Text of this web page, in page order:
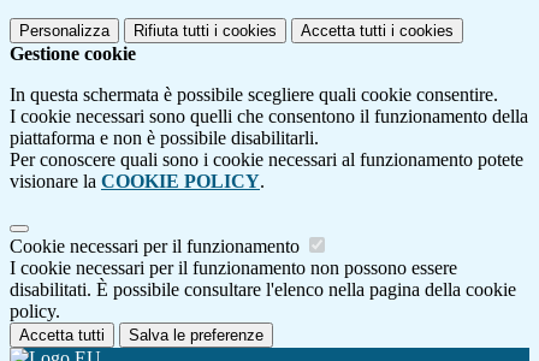
Personalizza Rifiuta tutti i cookies Accetta tutti i cookies
Gestione cookie
In questa schermata è possibile scegliere quali cookie consentire.
I cookie necessari sono quelli che consentono il funzionamento della
piattaforma e non è possibile disabilitarli.
Per conoscere quali sono i cookie necessari al funzionamento potete
visionare la COOKIE POLICY.
Cookie necessari per il funzionamento
I cookie necessari per il funzionamento non possono essere
disabilitati. È possibile consultare l'elenco nella pagina della cookie
policy.
Accetta tutti Salva le preferenze